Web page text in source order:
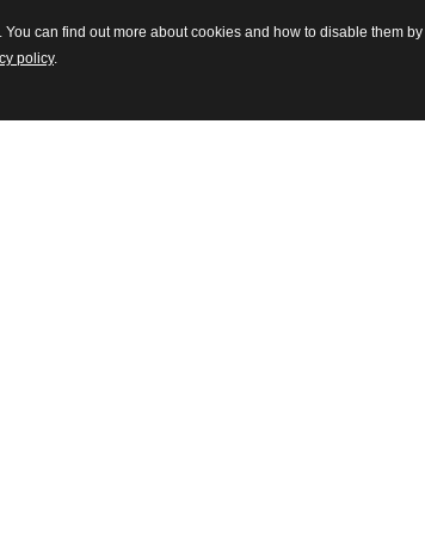
can find out more about cookies and how to disable them by
policy.